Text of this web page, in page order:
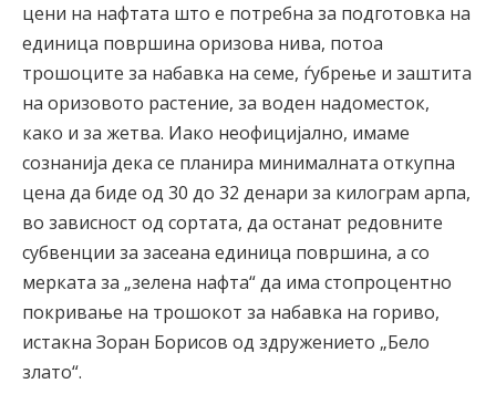
цени на нафтата што е потребна за подготовка на
единица површина оризова нива, потоа
трошоците за набавка на семе, ѓубрење и заштита
на оризовото растение, за воден надоместок,
како и за жетва. Иако неофицијално, имаме
сознанија дека се планира минималната откупна
цена да биде од 30 до 32 денари за килограм арпа,
во зависност од сортата, да останат редовните
субвенции за засеана единица површина, а со
мерката за „зелена нафта“ да има стопроцентно
покривање на трошокот за набавка на гориво,
истакна Зоран Борисов од здружението „Бело
злато“.